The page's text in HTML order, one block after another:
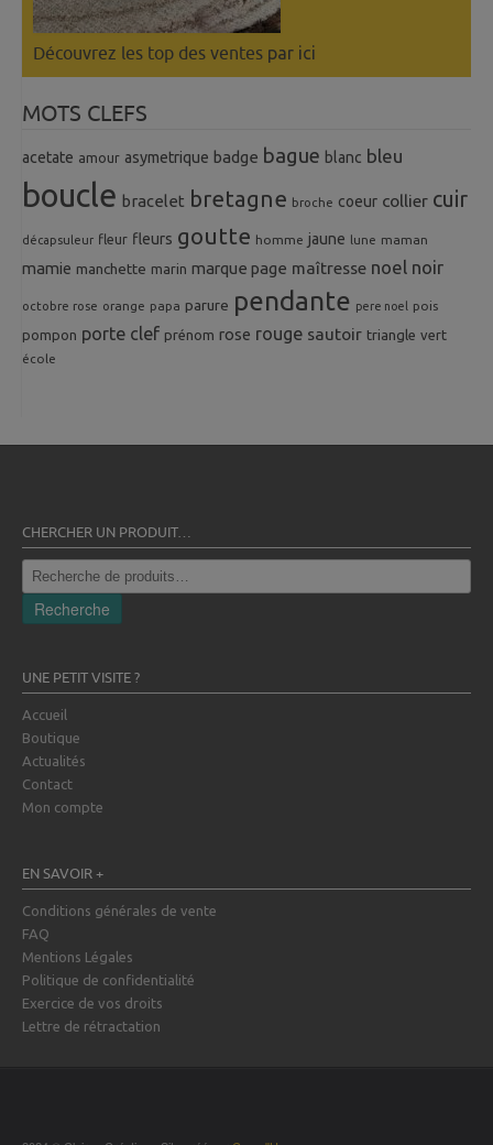
Découvrez les top des ventes par ici
MOTS CLEFS
acetate amour asymetrique badge bague blanc bleu
boucle bracelet bretagne broche coeur collier cuir
décapsuleur fleur fleurs goutte homme jaune lune maman
mamie manchette marin marque page maîtresse noel noir
octobre rose orange papa parure pendante pere noel pois
pompon porte clef prénom rose rouge sautoir triangle vert
école
CHERCHER UN PRODUIT…
Recherche
pour :
Recherche
UNE PETIT VISITE ?
Accueil
Boutique
Actualités
Contact
Mon compte
EN SAVOIR +
Conditions générales de vente
FAQ
Mentions Légales
Politique de confidentialité
Exercice de vos droits
Lettre de rétractation